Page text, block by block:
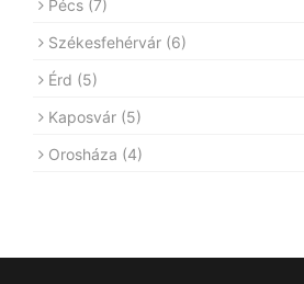
Pécs (7)
Székesfehérvár (6)
Érd (5)
Kaposvár (5)
Orosháza (4)